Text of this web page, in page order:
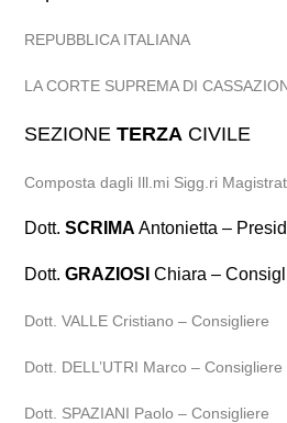
REPUBBLICA ITALIANA
LA CORTE SUPREMA DI
SEZIONETERZA CIVILE
Composta dagli Ill.mi Sigg.ri
Dott.SCRIMA Antonietta –
Dott.GRAZIOSI Chiara –
Dott. VALLE Cristiano – Consigliere
Dott. DELL’UTRI Marco – Consigliere
Dott. SPAZIANI Paolo – Consigliere